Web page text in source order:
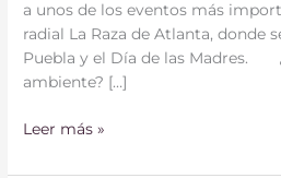
a unos de los eventos más
radial La Raza de Atlanta, donde
Puebla y el Día de las Madres.
ambiente? […]
Leer más »